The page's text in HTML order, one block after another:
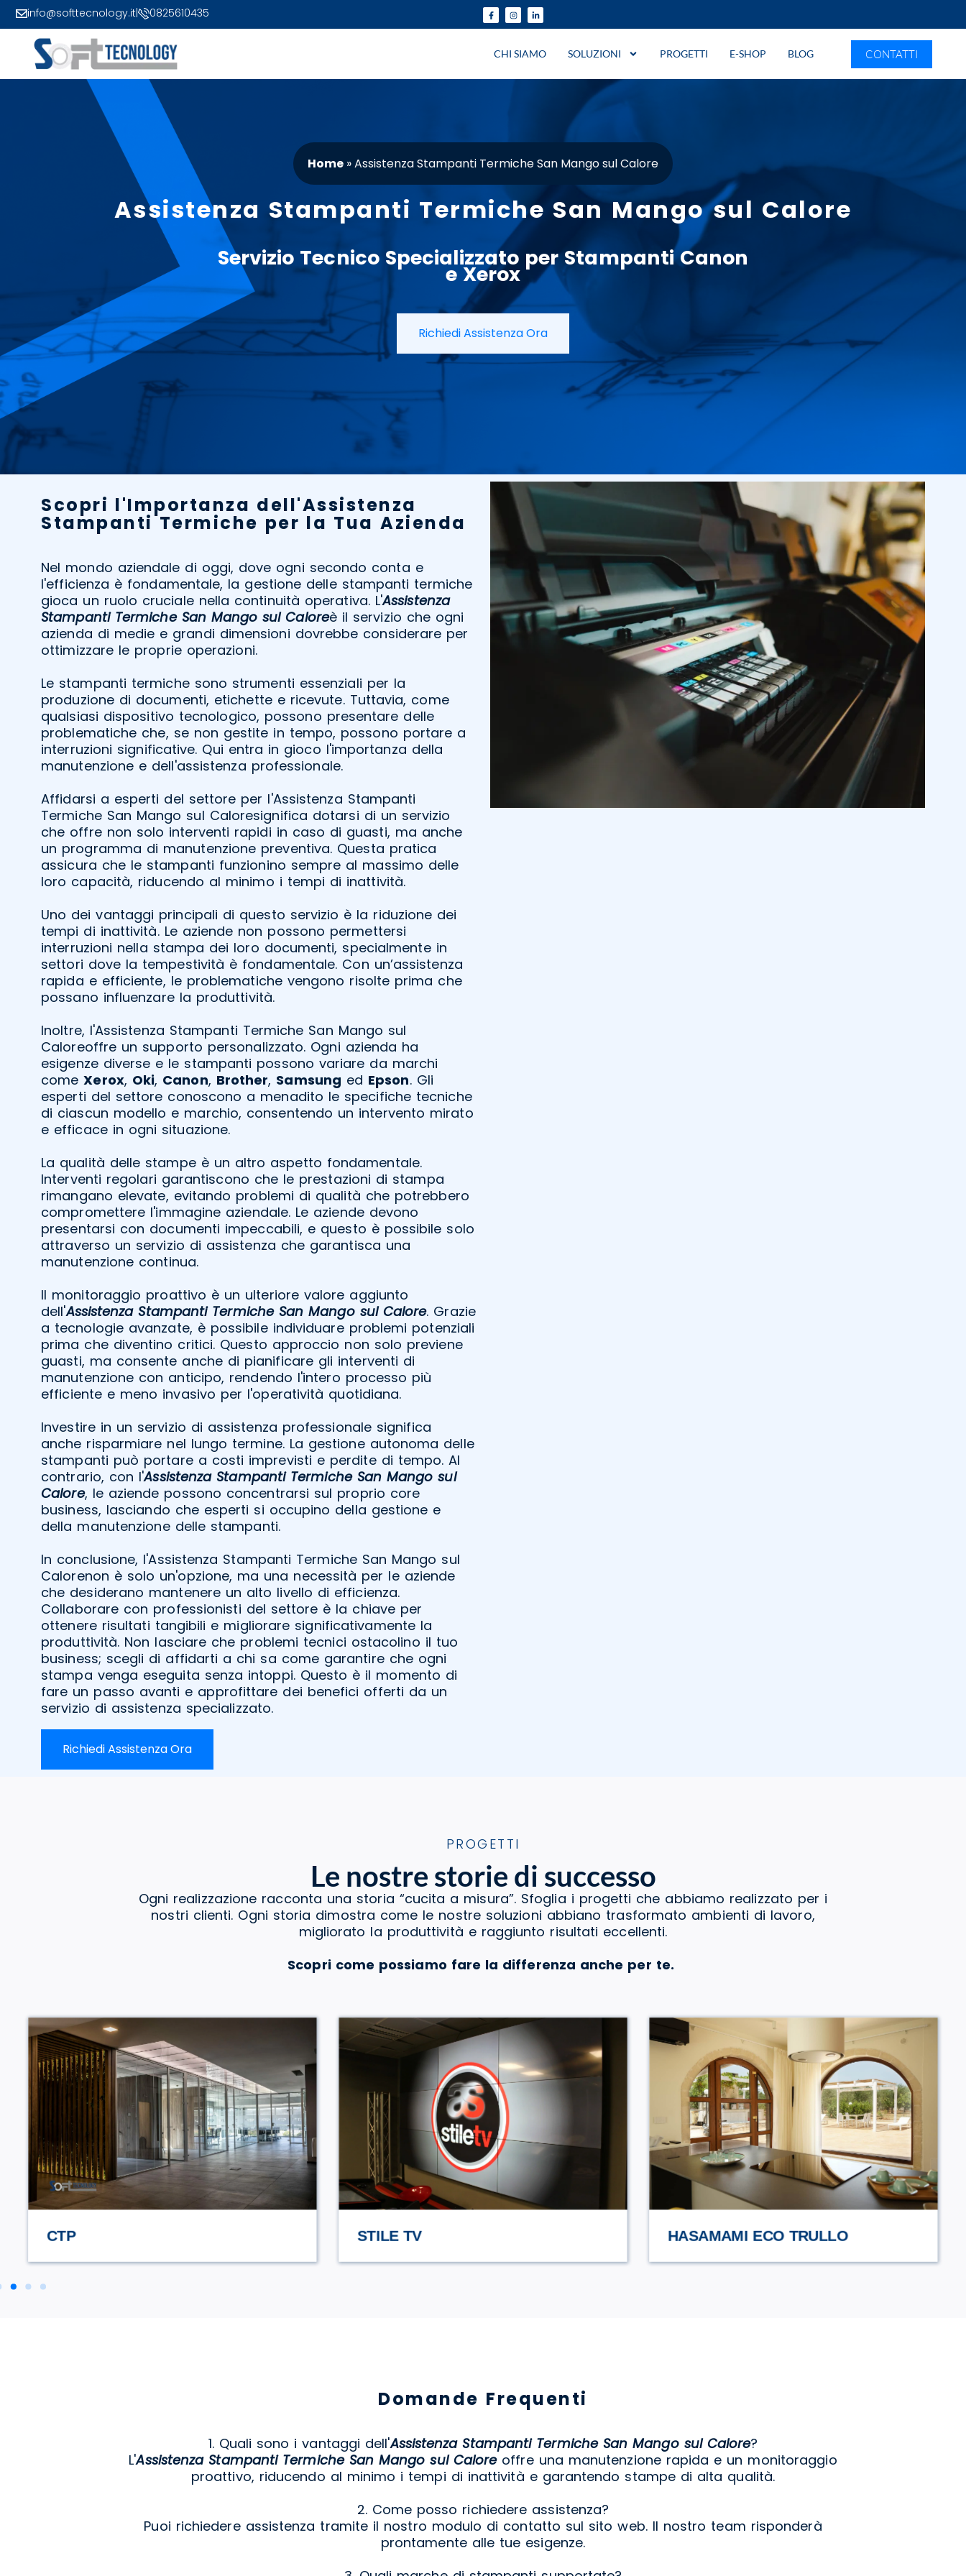
info@softtecnology.it 0825610435
CHI SIAMO SOLUZIONI PROGETTI E-SHOP BLOG CONTATTI
Home »Assistenza Stampanti Termiche San Mango sul Calore
Assistenza Stampanti Termiche San Mango sul Calore
Servizio Tecnico Specializzato per StampantiCanon
e Xerox
Richiedi Assistenza Ora
Scopri l'Importanza dell'Assistenza
Stampanti Termiche per la Tua Azienda
Nel mondo aziendale di oggi, dove ogni secondo conta e
l'efficienza è fondamentale, la gestione delle stampanti termiche
gioca un ruolo cruciale nella continuità operativa. L'Assistenza
Stampanti Termiche San Mango sul Caloreè il servizio che ogni
azienda di medie e grandi dimensioni dovrebbe considerare per
ottimizzare le proprie operazioni.
Le stampanti termiche sono strumenti essenziali per la
produzione di documenti, etichette e ricevute. Tuttavia, come
qualsiasi dispositivo tecnologico, possono presentare delle
problematiche che, se non gestite in tempo, possono portare a
interruzioni significative. Qui entra in gioco l'importanza della
manutenzione e dell'assistenza professionale.
Affidarsi a esperti del settore per l'Assistenza Stampanti
Termiche San Mango sul Caloresignifica dotarsi di un servizio
che offre non solo interventi rapidi in caso di guasti, ma anche
un programma di manutenzione preventiva. Questa pratica
assicura che le stampanti funzionino sempre al massimo delle
loro capacità, riducendo al minimo i tempi di inattività.
Uno dei vantaggi principali di questo servizio è la riduzione dei
tempi di inattività. Le aziende non possono permettersi
interruzioni nella stampa dei loro documenti, specialmente in
settori dove la tempestività è fondamentale. Con un’assistenza
rapida e efficiente, le problematiche vengono risolte prima che
possano influenzare la produttività.
Inoltre, l'Assistenza Stampanti Termiche San Mango sul
Caloreoffre un supporto personalizzato. Ogni azienda ha
esigenze diverse e le stampanti possono variare da marchi
comeXerox, Oki, Canon, Brother, Samsung ed Epson. Gli
esperti del settore conoscono a menadito le specifiche tecniche
di ciascun modello e marchio, consentendo un intervento mirato
e efficace in ogni situazione.
La qualità delle stampe è un altro aspetto fondamentale.
Interventi regolari garantiscono che le prestazioni di stampa
rimangano elevate, evitando problemi di qualità che potrebbero
compromettere l'immagine aziendale. Le aziende devono
presentarsi con documenti impeccabili, e questo è possibile solo
attraverso un servizio di assistenza che garantisca una
manutenzione continua.
Il monitoraggio proattivo è un ulteriore valore aggiunto
dell'Assistenza Stampanti Termiche San Mango sul Calore. Grazie
a tecnologie avanzate, è possibile individuare problemi potenziali
prima che diventino critici. Questo approccio non solo previene
guasti, ma consente anche di pianificare gli interventi di
manutenzione con anticipo, rendendo l'intero processo più
efficiente e meno invasivo per l'operatività quotidiana.
Investire in un servizio di assistenza professionale significa
anche risparmiare nel lungo termine. La gestione autonoma delle
stampanti può portare a costi imprevisti e perdite di tempo. Al
contrario, con l'Assistenza Stampanti Termiche San Mango sul
Calore, le aziende possono concentrarsi sul proprio core
business, lasciando che esperti si occupino della gestione e
della manutenzione delle stampanti.
In conclusione, l'Assistenza Stampanti Termiche San Mango sul
Calorenon è solo un'opzione, ma una necessità per le aziende
che desiderano mantenere un alto livello di efficienza.
Collaborare con professionisti del settore è la chiave per
ottenere risultati tangibili e migliorare significativamente la
produttività. Non lasciare che problemi tecnici ostacolino il tuo
business; scegli di affidarti a chi sa come garantire che ogni
stampa venga eseguita senza intoppi. Questo è il momento di
fare un passo avanti e approfittare dei benefici offerti da un
servizio di assistenza specializzato.
Richiedi Assistenza Ora
PROGETTI
Le nostre storie di successo
Ogni realizzazione racconta una storia “cucita a misura”. Sfoglia i progetti che abbiamo realizzato per i
nostri clienti. Ogni storia dimostra come le nostre soluzioni abbiano trasformato ambienti di lavoro,
migliorato la produttività e raggiunto risultati eccellenti.
Scopri come possiamo fare la differenza anche per te.
STILE TV HASAMAMI ECO TRULLO URCIUOLI
Domande Frequenti
1. Quali sono i vantaggi dell'Assistenza Stampanti Termiche San Mango sul Calore?
L'Assistenza Stampanti Termiche San Mango sul Caloreoffre una manutenzione rapida e un monitoraggio
proattivo, riducendo al minimo i tempi di inattività e garantendo stampe di alta qualità.
2. Come posso richiedere assistenza?
Puoi richiedere assistenza tramite il nostro modulo di contatto sul sito web. Il nostro team risponderà
prontamente alle tue esigenze.